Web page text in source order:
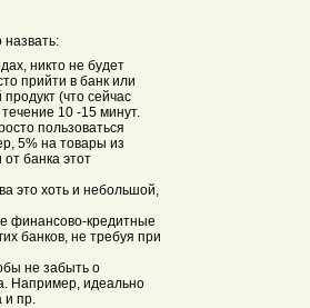
никто не будет
прийти в банк или
(что сейчас
10 -15 минут.
пользоваться
5% на товары из
банка этот
это хоть и небольшой,
финансово-кредитные
банков, не требуя при
не забыть о
Например, идеально
и пр.